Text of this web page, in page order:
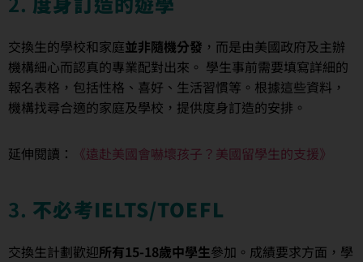
交換生的學校和家庭並非隨機分發 ，而是由美國政府及主辦
機構細心而認真的專業配對出來。 學生事前需要填寫詳細的
報名表格，包括性格、喜好、生活習慣等。根據這些資料，
機構找尋合適的家庭及學校，提供度身訂造的安排。
延伸閱讀： 《遠赴美國會嚇壞孩子？美國留學生的支援》
3. 不必考IELTS/TOEFL
交換生計劃歡迎所有15-18歲中學生參加。成績要求方面，學